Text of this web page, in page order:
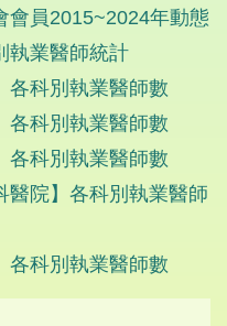
會員2015~2024年動態
執業醫師統計
各科別執業醫師數
各科別執業醫師數
各科別執業醫師數
醫院】各科別執業醫師
各科別執業醫師數